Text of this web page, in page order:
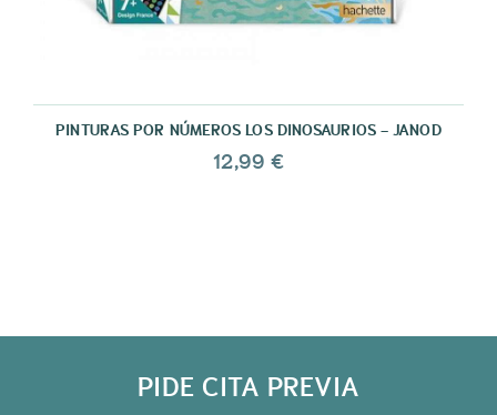
PINTURAS POR NÚMEROS LOS DINOSAURIOS - JANOD
12,99 €
PIDE CITA PREVIA